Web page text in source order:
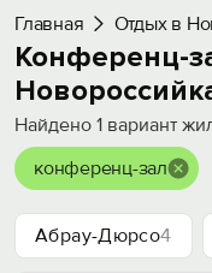
Добавить
Главная Отдых в
Конференц-
Найдено 1 вариант
конференц-зал
Абрау-Дюрсо4